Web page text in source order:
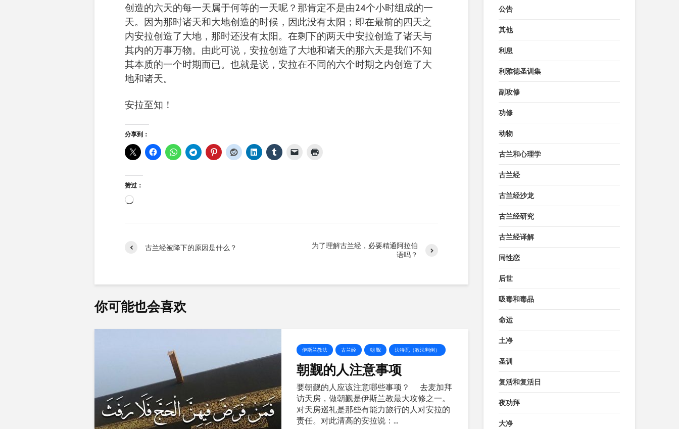
创造的六天的每一天属于何等的一天呢？那肯定不是由24个小时组成的一
天。因为那时诸天和大地创造的时候，因此没有太阳；即在最前的四天之
内安拉创造了大地，那时还没有太阳。在剩下的两天中安拉创造了诸天与
其内的万事万物。由此可说，安拉创造了大地和诸天的那六天是我们不知
其本质的一个时期而已。也就是说，安拉在不同的六个时期之内创造了大
地和诸天。
安拉至知！
分享到：
赞过：
正
古兰经被降下的原因是什么？
为了理解古兰经，必要精通阿拉伯
语吗？
你可能也会喜欢
伊斯兰教法 古兰经 朝 觐 法特瓦（教法判例）
朝觐的人注意事项
要朝觐的人应该注意哪些事项？ 去麦加拜
访天房，做朝觐是伊斯兰教最大攻修之一。
对天房巡礼是那些有能力旅行的人对安拉的
责任。对此清高的安拉说：...
公告
其他
利息
利雅德圣训集
副攻修
功修
动物
古兰和心理学
古兰经
古兰经沙龙
古兰经研究
古兰经译解
同性恋
后世
吸毒和毒品
命运
土净
圣训
复活和复活日
夜功拜
大净